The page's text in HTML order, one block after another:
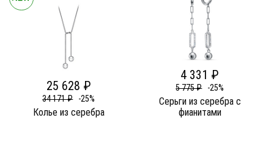
25 628 ₽
34 171 ₽ -25%
Колье из серебра
4 331 ₽
5 775 ₽ -25%
Серьги из серебра c
фианитами